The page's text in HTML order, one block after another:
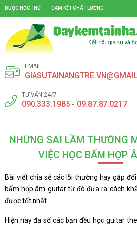
ĐƯỢC HỌC THỬ CAM KẾT CHẤT LƯỢNG
EMAIL
TƯ VẤN 24/7
090.333.1985 - 09.87.87.0217
NHỮNG SAI LẦM THƯỜNG
VIỆC HỌC BẤM HỢP
Bài viết chia sẻ các lỗi thường hay gặp
bấm hợp âm guitar từ đó đưa ra cách
được tốt nhất
Hiện nay đa số các bạn đều học guitar